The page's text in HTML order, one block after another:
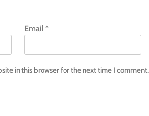
Email*
in this browser for the next time I comment.